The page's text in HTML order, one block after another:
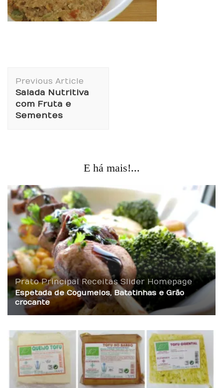
Navigation
Previous Article
Salada Nutritiva
com Fruta e
Sementes
E há mais!...
Prato Principal Receitas Slider Homepage
Espetada de Cogumelos, Batatinhas e Grão
crocante